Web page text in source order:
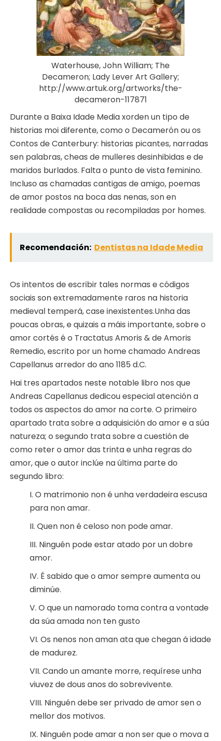
Waterhouse, John William; The
Decameron; Lady Lever Art Gallery;
http://www.artuk.org/artworks/the-
decameron-117871
Durante a Baixa Idade Media xorden un tipo de
historias moi diferente, como o Decamerón ou os
Contos de Canterbury: historias picantes, narradas
sen palabras, cheas de mulleres desinhibidas e de
maridos burlados. Falta o punto de vista feminino.
Incluso as chamadas cantigas de amigo, poemas
de amor postos na boca das nenas, son en
realidade compostas ou recompiladas por homes.
Recomendación: Dentistas na Idade Media
Os intentos de escribir tales normas e códigos
sociais son extremadamente raros na historia
medieval temperá, case inexistentes.Unha das
poucas obras, e quizais a máis importante, sobre o
amor cortés é o Tractatus Amoris & de Amoris
Remedio, escrito por un home chamado Andreas
Capellanus arredor do ano 1185 d.C.
Hai tres apartados neste notable libro nos que
Andreas Capellanus dedicou especial atención a
todos os aspectos do amor na corte. O primeiro
apartado trata sobre a adquisición do amor e a súa
natureza; o segundo trata sobre a cuestión de
como reter o amor das trinta e unha regras do
amor, que o autor inclúe na última parte do
segundo libro:
I. O matrimonio non é unha verdadeira escusa
para non amar.
II. Quen non é celoso non pode amar.
III. Ninguén pode estar atado por un dobre
amor.
IV. É sabido que o amor sempre aumenta ou
diminúe.
V. O que un namorado toma contra a vontade
da súa amada non ten gusto
VI. Os nenos non aman ata que chegan á idade
de madurez.
VII. Cando un amante morre, requírese unha
viuvez de dous anos do sobrevivente.
VIII. Ninguén debe ser privado de amor sen o
mellor dos motivos.
IX. Ninguén pode amar a non ser que o mova a